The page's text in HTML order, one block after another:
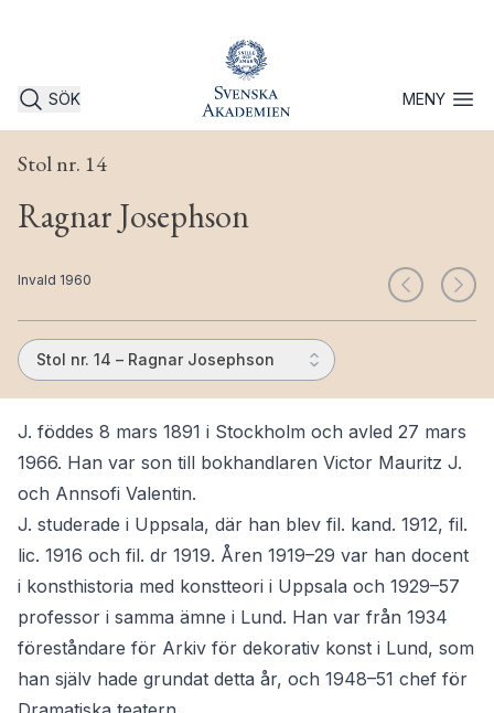
SÖK MENYÖppna
Stol nr. 14
Ragnar Josephson
Invald 1960
Stol nr. 14 – Ragnar Josephson
J. föddes 8 mars 1891 i Stockholm och avled 27 mars
1966. Han var son till bokhandlaren Victor Mauritz J.
och Annsofi Valentin.
J. studerade i Uppsala, där han blev fil. kand. 1912, fil.
lic. 1916 och fil. dr 1919. Åren 1919–29 var han docent
i konsthistoria med konstteori i Uppsala och 1929–57
professor i samma ämne i Lund. Han var från 1934
föreståndare för Arkiv för dekorativ konst i Lund, som
han själv hade grundat detta år, och 1948–51 chef för